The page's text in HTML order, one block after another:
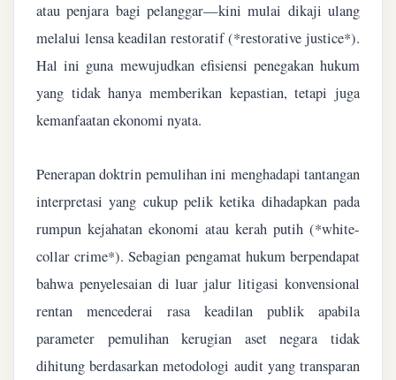
atau penjara bagi pelanggar—kini mulai dikaji ulang
melalui lensa keadilan restoratif (*restorative justice*).
Hal ini guna mewujudkan efisiensi penegakan hukum
yang tidak hanya memberikan kepastian, tetapi juga
kemanfaatan ekonomi nyata.
Penerapan doktrin pemulihan ini menghadapi tantangan
interpretasi yang cukup pelik ketika dihadapkan pada
rumpun kejahatan ekonomi atau kerah putih (*white-
collar crime*). Sebagian pengamat hukum berpendapat
bahwa penyelesaian di luar jalur litigasi konvensional
rentan mencederai rasa keadilan publik apabila
parameter pemulihan kerugian aset negara tidak
dihitung berdasarkan metodologi audit yang transparan